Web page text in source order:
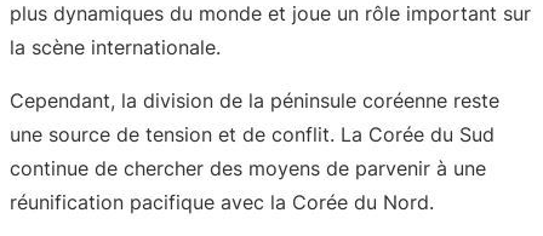
plus dynamiques du monde et joue un rôle important sur
la scène internationale.
Cependant, la division de la péninsule coréenne reste
une source de tension et de conflit. La Corée du Sud
continue de chercher des moyens de parvenir à une
réunification pacifique avec la Corée du Nord.